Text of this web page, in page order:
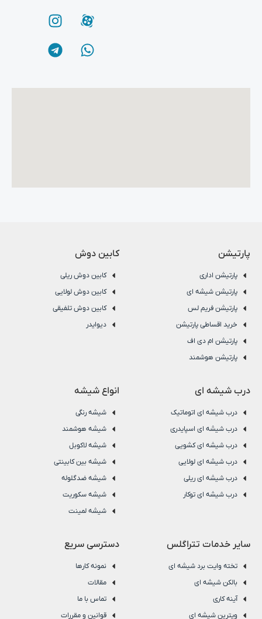
پارتیشن
پارتیشن اداری
پارتیشن شیشه ای
پارتیشن فریم لس
خرید اقساطی پارتیشن
پارتیشن ام دی اف
پارتیشن هوشمند
کابین دوش
کابین دوش ریلی
کابین دوش لولایی
کابین دوش تلفیقی
دیوایدر
درب شیشه ای
درب شیشه ای اتوماتیک
درب شیشه ای اسپایدری
درب شیشه ای کشویی
درب شیشه ای لولایی
درب شیشه ای ریلی
درب شیشه ای توکار
انواع شیشه
شیشه رنگی
شیشه هوشمند
شیشه لاکوبل
شیشه بین کابینتی
شیشه ضدگلوله
شیشه سکوریت
شیشه لمینت
سایر خدمات تتراگلس
تخته وایت برد شیشه ای
بالکن شیشه ای
آینه کاری
ویترین شیشه ای
دسترسی سریع
نمونه کارها
مقالات
تماس با ما
قوانین و مقررات